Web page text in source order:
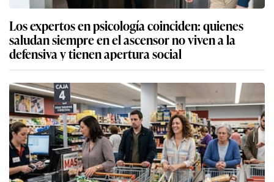
Los expertos en psicología coinciden: quienes
saludan siempre en el ascensor no viven a la
defensiva y tienen apertura social